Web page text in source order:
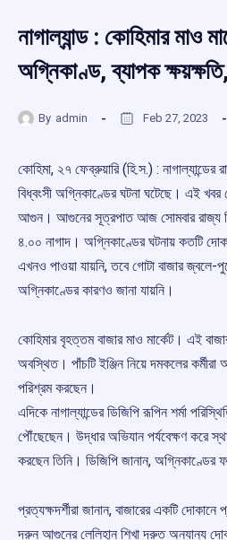
নাগাল্যান্ড : কোহিমার মাও
অগ্নিকাণ্ড, ব্যাপক
By admin Feb 27, 2023
কোহিমা, ২৭ ফেব্রুয়ারি (হি.স.) : নাগাল্যান্ডের
বিধ্বংসী অগ্নিকাণ্ডের ঘটনা ঘটেছে। এই
আগুন। আগুনের সূত্রপাত আজ সোমবার রাজ্য
৪.০০ নাগাদ। অগ্নিকাণ্ডের ঘটনায় কতটি
এখনও পাওয়া যায়নি, তবে গোটা বাজার
অগ্নিকাণ্ডের কারণও জানা যায়নি।
কোহিমার বৃহত্তম বাজার মাও মার্কেট। এই
অবস্থিত। পাঁচটি ইঞ্জিন নিয়ে দমকলের
পরিশ্রম করছেন।
এদিকে নাগাল্যান্ডের ডিজিপি রূপিন শর্মা
পৌঁছেছেন। উদ্ধার অভিযান পর্যবেক্ষণ করে
করছেন তিনি। ডিজিপি জানান, অগ্নিকাণ্ডের
প্রত্যক্ষদর্শীরা জানান, বাজারের একটি
দরুন আগুনের লেলিহান শিখা দ্রুত অন্যান্য